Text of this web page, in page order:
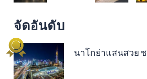
จัดอันดับ
นาโกย่าแสนสวย